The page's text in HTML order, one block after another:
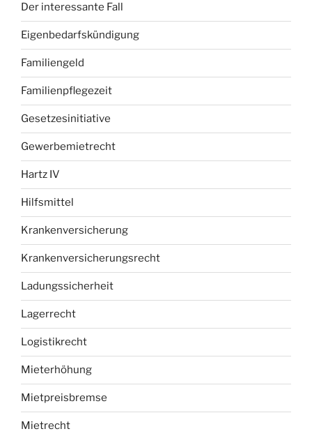
Der interessante Fall
Eigenbedarfskündigung
Familiengeld
Familienpflegezeit
Gesetzesinitiative
Gewerbemietrecht
Hartz IV
Hilfsmittel
Krankenversicherung
Krankenversicherungsrecht
Ladungssicherheit
Lagerrecht
Logistikrecht
Mieterhöhung
Mietpreisbremse
Mietrecht